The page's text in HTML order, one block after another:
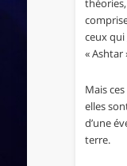
ceux
« Ashtar
Mais
elles
d’une
terre.